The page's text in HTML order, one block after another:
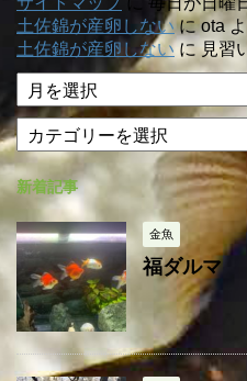
土佐錦が産卵しないにotaよ
土佐錦が産卵しないに見習
ア
ー
カ
イ
ブ
カ
テ
ゴ
リ
ー
新着記事
金魚
福ダルマ